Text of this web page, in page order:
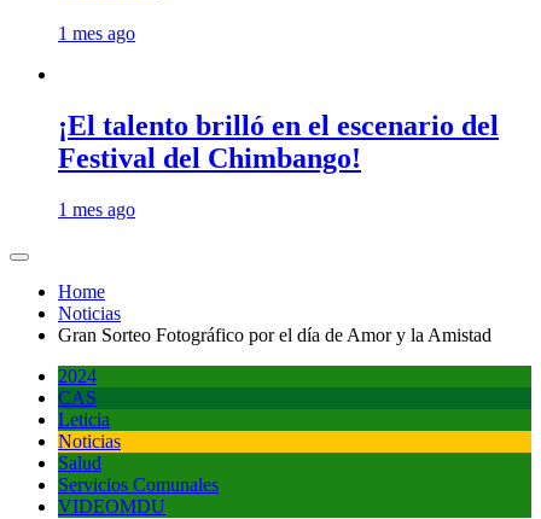
1 mes ago
¡El talento brilló en el escenario del
Festival del Chimbango!
1 mes ago
Home
Noticias
Gran Sorteo Fotográfico por el día de Amor y la Amistad
2024
CAS
Leticia
Noticias
Salud
Servicios Comunales
VIDEOMDU